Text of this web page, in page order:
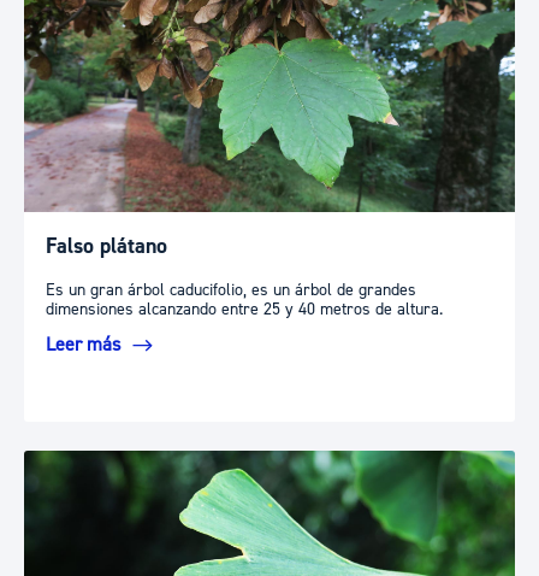
Falso plátano
Es un gran árbol caducifolio, es un árbol de grandes
dimensiones alcanzando entre 25 y 40 metros de altura.
Leer más